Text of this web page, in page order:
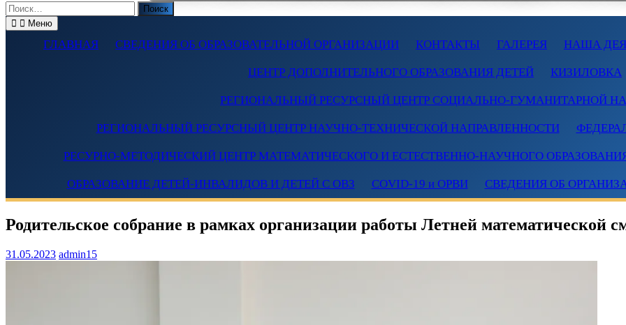
Поиск
по:
Меню
ГЛАВНАЯ СВЕДЕНИЯ ОБ ОБРАЗОВАТЕЛЬНОЙ ОРГАНИЗАЦИИ КОНТАКТЫ ГАЛЕРЕЯ НАША
ЦЕНТР ДОПОЛНИТЕЛЬНОГО ОБРАЗОВАНИЯ ДЕТЕЙ КИЗИЛОВКА
РЕГИОНАЛЬНЫЙ РЕСУРСНЫЙ ЦЕНТР СОЦИАЛЬНО-ГУМАНИТАРНОЙ
РЕГИОНАЛЬНЫЙ РЕСУРСНЫЙ ЦЕНТР НАУЧНО-ТЕХНИЧЕСКОЙ НАПРАВЛЕННОСТИ
РЕСУРНО-МЕТОДИЧЕСКИЙ ЦЕНТР МАТЕМАТИЧЕСКОГО И ЕСТЕСТВЕННО-НАУЧНОГО
ОБРАЗОВАНИЕ ДЕТЕЙ-ИНВАЛИДОВ И ДЕТЕЙ С ОВЗ COVID-19 и ОРВИ СВЕДЕНИЯ ОБ
Родительское собрание в рамках организации работы Летней математической
31.05.2023 admin15